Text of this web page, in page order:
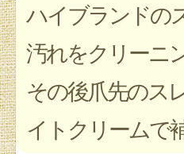
ハイブランドの
汚れをクリーニ
その後爪先のス
イトクリームで